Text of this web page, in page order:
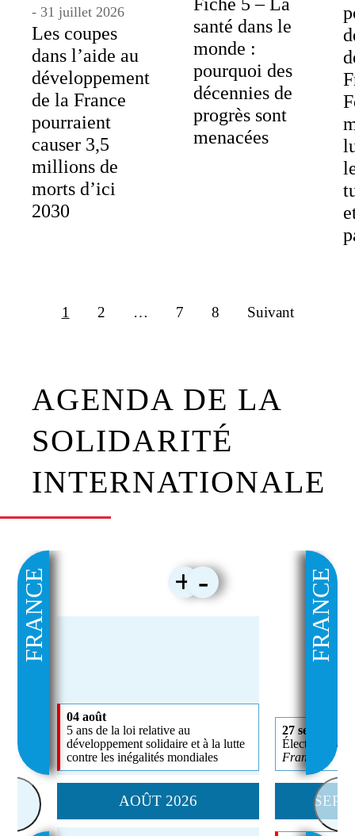
- 31 juillet 2026
Les coupes
dans l’aide au
développement
de la France
pourraient
causer 3,5
millions de
morts d’ici
2030
santé dans le
monde :
pourquoi des
décennies de
progrès sont
menacées
1 2 … 7 8 Suivant
AGENDA DE LA
SOLIDARITÉ
INTERNATIONALE
+-
FRANCE FRANCE
04 août
5 ans de la loi relative au
développement solidaire et à la lutte
contre les inégalités mondiales
27 septembre
Élections
France
AOÛT 2026